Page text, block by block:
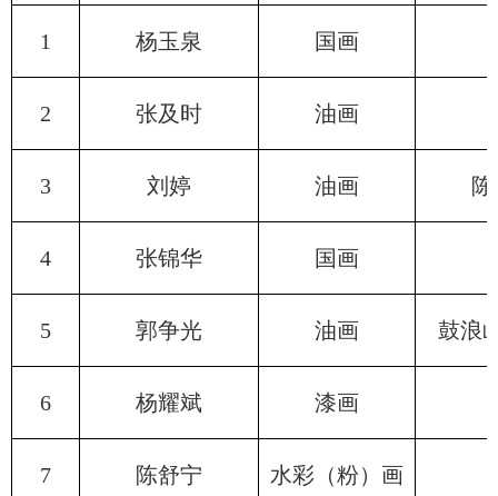
1 杨玉泉 国画
2 张及时 油画
3 刘婷 油画
4 张锦华 国画
5 郭争光 油画 鼓浪
6 杨耀斌 漆画
7 陈舒宁 水彩（粉）画